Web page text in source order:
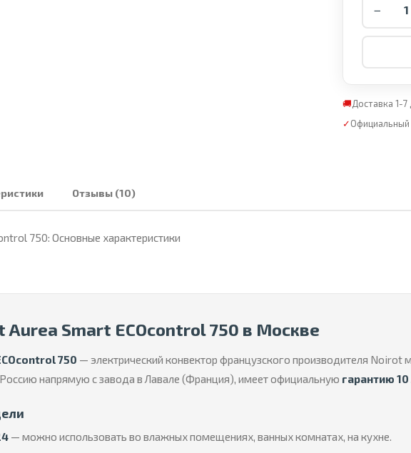
−
🚚Доставка 1-7
✓Официальный
Отзывы (10)
750: Основные характеристики
Aurea Smart ECOcontrol 750 в Москве
750 — электрический конвектор французского производителя Noirot
Россию напрямую с завода в Лавале (Франция), имеет официальную гарантию 10
— можно использовать во влажных помещениях, ванных комнатах, на кухне.